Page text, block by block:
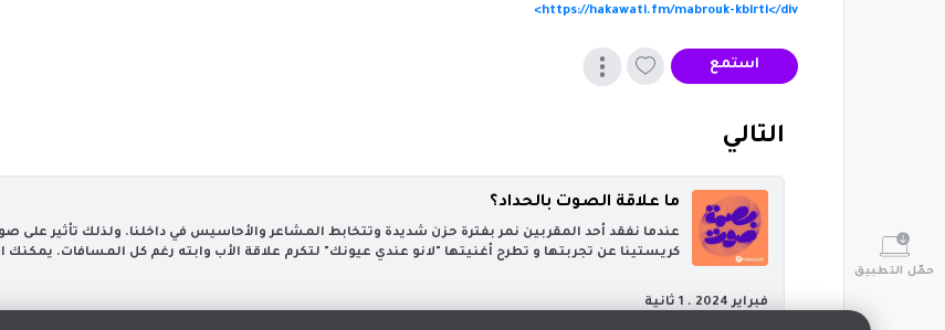
حمّل التطبيق
https://hakawati.fm/mabrouk-kbirti</div>
استمع
‏التالي
ما علاقة الصوت بالحداد؟
‏عندما نفقد أحد المقربين نمر بفترة حزن شديدة وتتخابط المشاعر والأحاسيس في داخلنا. ولذلك تأثير على
كريستينا عن تجربتها و تطرح أغنيتها "لانو عندي عيونك" لتكرم علاقة الأب وابته رغم كل المسافات. يمكنك
فبراير 2024 . 1 ثانية